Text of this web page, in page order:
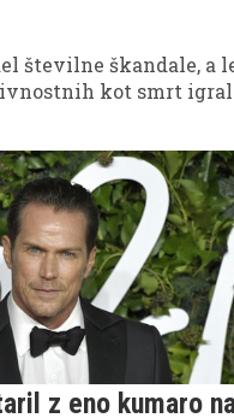
številne škandale, a
kot smrt
z eno kumaro